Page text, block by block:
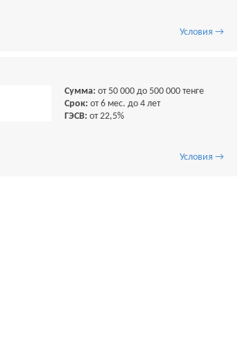
Условия →
Сумма: от 50 000 до 500 000 тенге
Срок: от 6 мес. до 4 лет
ГЭСВ: от 22,5%
Условия →